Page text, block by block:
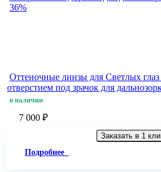
36%
Оттеночные линзы для Светлых глаз
отверстием под зрачок для
в наличии
7 000 ₽
Заказать в 1
Подробнее